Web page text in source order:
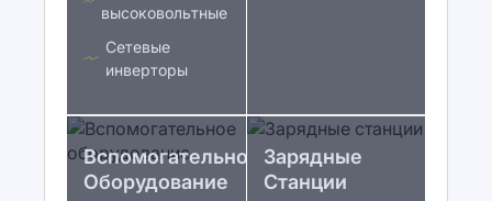
высоковольтные
Сетевые
инверторы
Вспомогательное
Оборудование
Зарядные
Станции